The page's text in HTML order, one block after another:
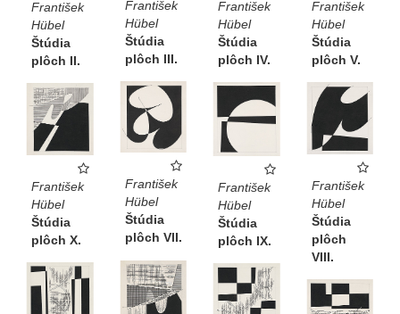
František
Hübel
Štúdia
plôch II.
František
Hübel
Štúdia
plôch III.
František
Hübel
Štúdia
plôch IV.
František
Hübel
Štúdia
plôch V.
František
Hübel
Štúdia
plôch VII.
František
Hübel
Štúdia
plôch
VIII.
František
Hübel
Štúdia
plôch IX.
František
Hübel
Štúdia
plôch X.